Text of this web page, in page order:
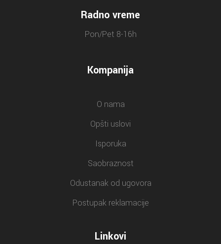
Radno vreme
Pon/Pet 8-16h
Kompanija
O nama
Opšti uslovi
Isporuka
Saobraznost
Odustanak od ugovora
Postupak reklamacije
Linkovi